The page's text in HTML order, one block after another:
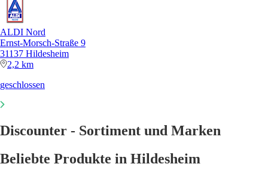
ALDI Nord
Ernst-Morsch-Straße 9
31137 Hildesheim
2,2 km
geschlossen
Discounter - Sortiment und Marken
Beliebte Produkte in Hildesheim